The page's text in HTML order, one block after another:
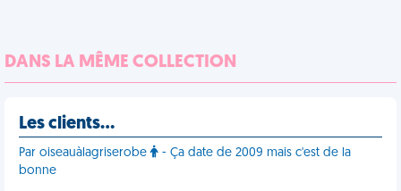
DANS LA MÊME COLLECTION
Les clients…
Par oiseauàlagriserobe
- Ça date de 2009 mais c'est de la
bonne